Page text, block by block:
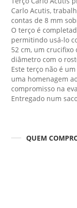
Carlo Acutis,
contas de 8 mm
O terço é
permitindo usá-lo
52 cm, um crucifixo
diâmetro com o
Este terço não é
uma homenagem
compromisso na
Entregado num
QUEM